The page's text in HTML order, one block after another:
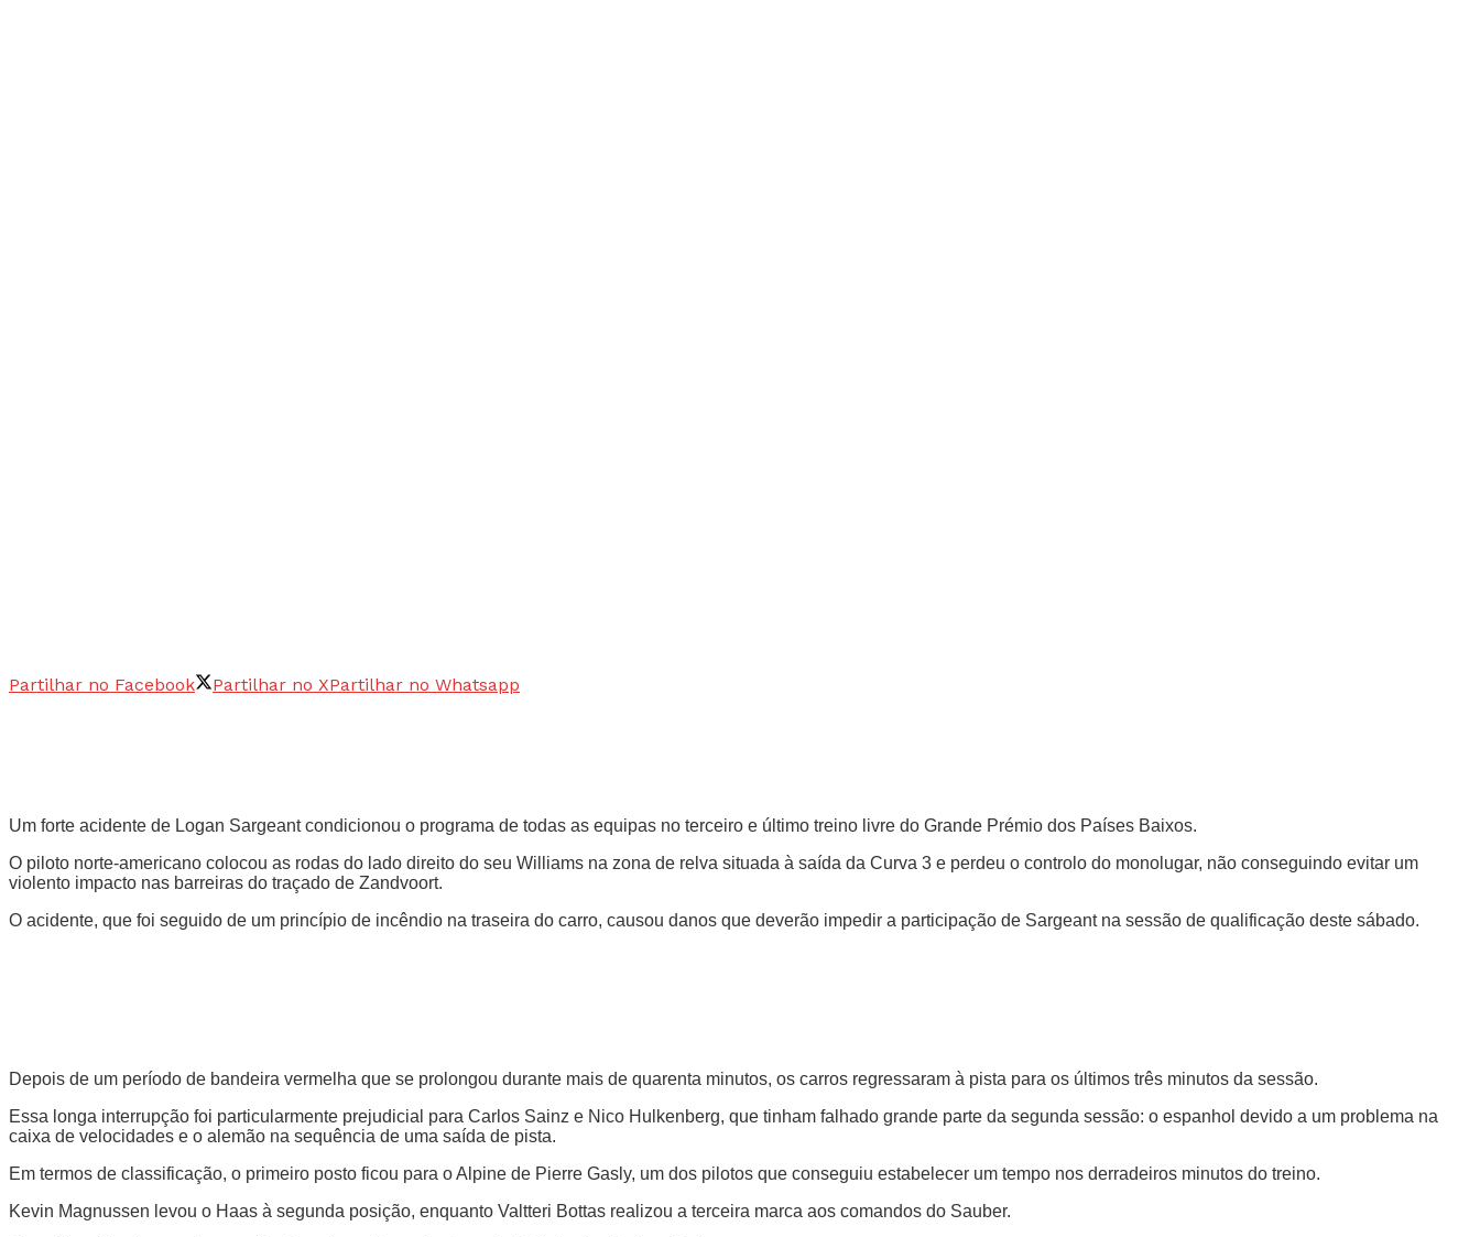
Partilhar no Facebook Partilhar no XPartilhar no Whatsapp
Um forte acidente de Logan Sargeant condicionou o programa de todas as equipas no terceiro e último treino livre do Grande Prémio dos Países Baixos.
O piloto norte-americano colocou as rodas do lado direito do seu Williams na zona de relva situada à saída da Curva 3 e perdeu o controlo do monolugar, não conseguindo evitar um
violento impacto nas barreiras do traçado de Zandvoort.
O acidente, que foi seguido de um princípio de incêndio na traseira do carro, causou danos que deverão impedir a participação de Sargeant na sessão de qualificação deste sábado.
Depois de um período de bandeira vermelha que se prolongou durante mais de quarenta minutos, os carros regressaram à pista para os últimos três minutos da sessão.
Essa longa interrupção foi particularmente prejudicial para Carlos Sainz e Nico Hulkenberg, que tinham falhado grande parte da segunda sessão: o espanhol devido a um problema na
caixa de velocidades e o alemão na sequência de uma saída de pista.
Em termos de classificação, o primeiro posto ficou para o Alpine de Pierre Gasly, um dos pilotos que conseguiu estabelecer um tempo nos derradeiros minutos do treino.
Kevin Magnussen levou o Haas à segunda posição, enquanto Valtteri Bottas realizou a terceira marca aos comandos do Sauber.